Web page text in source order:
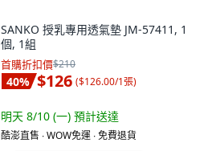
SANKO 授乳專用透氣墊 JM-57411, 1
個, 1組
首購折扣價$210
40% $126 ($126.00/1張)
明天 8/10 (一) 預計送達
酷澎直售 ∙ WOW免運 ∙ 免費退貨